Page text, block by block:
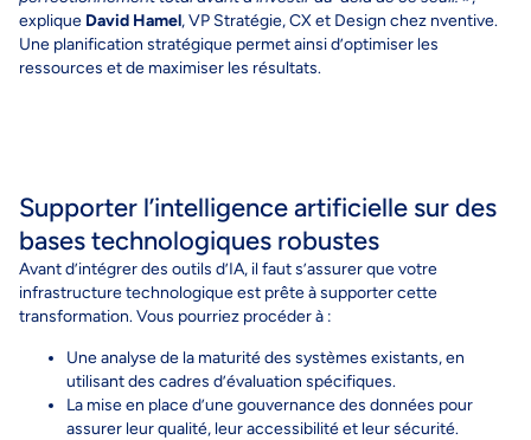
explique David Hamel, VP Stratégie, CX et Design chez nventive.
Une planification stratégique permet ainsi d’optimiser les
ressources et de maximiser les résultats.
Supporter l’intelligence artificielle sur des
bases technologiques robustes
Avant d’intégrer des outils d’IA, il faut s’assurer que votre
infrastructure technologique est prête à supporter cette
transformation. Vous pourriez procéder à :
Une analyse de la maturité des systèmes existants, en
utilisant des cadres d’évaluation spécifiques.
La mise en place d’une gouvernance des données pour
assurer leur qualité, leur accessibilité et leur sécurité.